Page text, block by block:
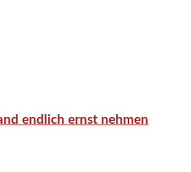
endlich ernst nehmen